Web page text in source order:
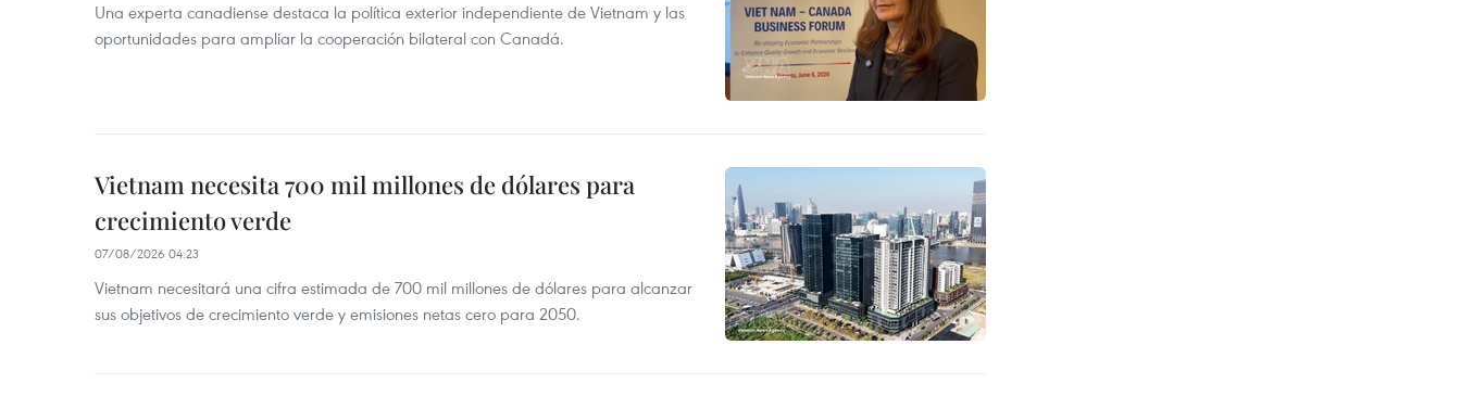
Una experta canadiense destaca la política exterior independiente de Vietnam y las
oportunidades para ampliar la cooperación bilateral con Canadá.
Vietnam necesita 700 mil millones de dólares para
crecimiento verde
07/08/2026 04:23
Vietnam necesitará una cifra estimada de 700 mil millones de dólares para alcanzar
sus objetivos de crecimiento verde y emisiones netas cero para 2050.